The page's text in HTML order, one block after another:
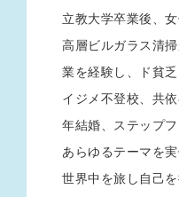
立教大学卒業後、
高層ビルガラス清
業を経験し、ド貧乏
イジメ不登校、共
年結婚、ステップフ
あらゆるテーマを
世界中を旅し自己